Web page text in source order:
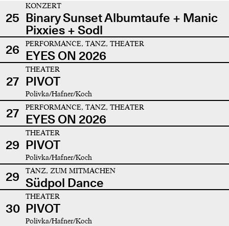
25
KONZERT
Binary Sunset Albumtaufe + Manic
Pixxies + Sodl
26
PERFORMANCE, TANZ, THEATER
EYES ON 2026
27
THEATER
PIVOT
Polivka/Hafner/Koch
27 PERFORMANCE, TANZ, THEATER
EYES ON 2026
29
THEATER
PIVOT
Polivka/Hafner/Koch
29 TANZ, ZUM MITMACHEN
Südpol Dance
30
THEATER
PIVOT
Polivka/Hafner/Koch